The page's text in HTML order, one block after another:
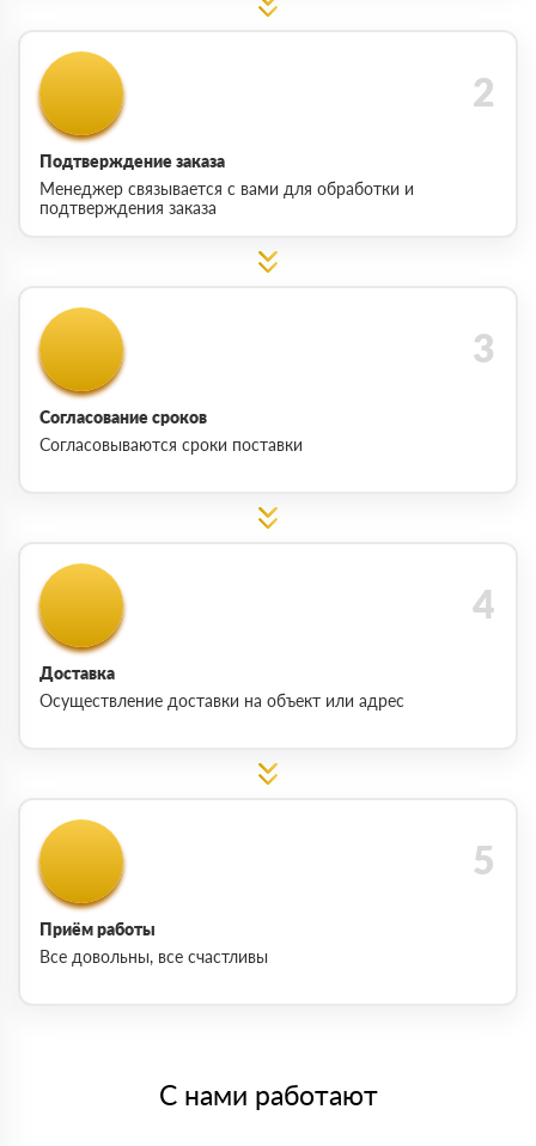
Подтверждение заказа
Менеджер связывается с вами для обработки и
подтверждения заказа
Согласование сроков
Согласовываются сроки поставки
Доставка
Осуществление доставки на объект или адрес
Приём работы
Все довольны, все счастливы
С нами работают